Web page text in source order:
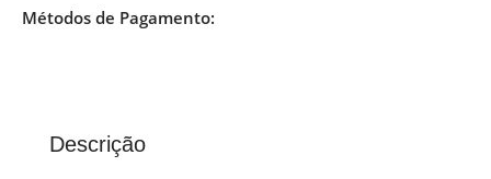
Métodos de Pagamento:
Descrição